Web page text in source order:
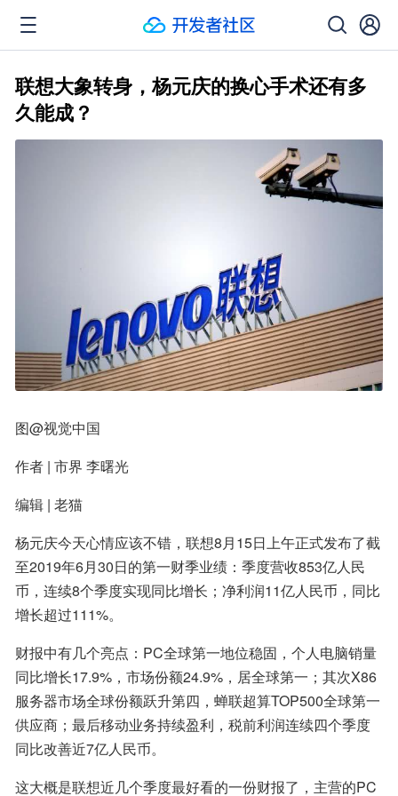
联想大象转身，杨元庆的换心手术还有多
久能成？
图@视觉中国
作者 | 市界 李曙光
编辑 | 老猫
杨元庆今天心情应该不错，联想8月15日上午正式发布了截
至2019年6月30日的第一财季业绩：季度营收853亿人民
币，连续8个季度实现同比增长；净利润11亿人民币，同比
增长超过111%。
财报中有几个亮点：PC全球第一地位稳固，个人电脑销量
同比增长17.9%，市场份额24.9%，居全球第一；其次X86
服务器市场全球份额跃升第四，蝉联超算TOP500全球第一
供应商；最后移动业务持续盈利，税前利润连续四个季度
同比改善近7亿人民币。
这大概是联想近几个季度最好看的一份财报了，主营的PC